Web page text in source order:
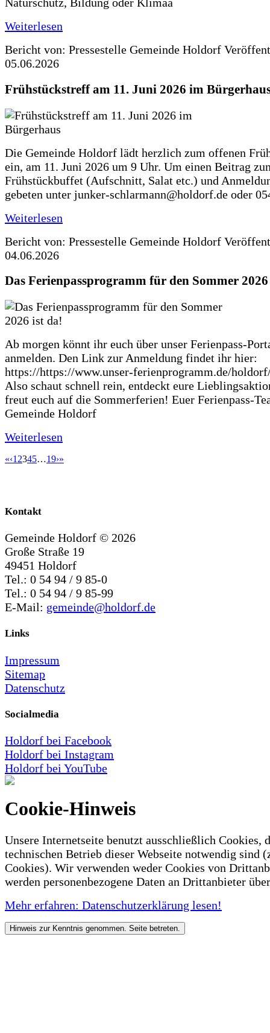
Weiterlesen
Bericht von: Pressestelle Gemeinde Holdorf
05.06.2026
Frühstückstreff am 11. Juni 2026 im
Die Gemeinde Holdorf lädt herzlich zum offenen
ein, am 11. Juni 2026 um 9 Uhr. Um einen Beitrag
Frühstückbuffet (Aufschnitt, Salat etc.) und
gebeten unter junker-schlarmann@holdorf.de oder
Weiterlesen
Bericht von: Pressestelle Gemeinde Holdorf
04.06.2026
Das Ferienpassprogramm für den Sommer
Ab morgen könnt ihr euch über unser Ferienpass-
anmelden. Den Link zur Anmeldung findet ihr hier:
https://https://www.unser-ferienprogramm.de/
Also schaut schnell rein, entdeckt eure
freut euch auf die Sommerferien! Euer Ferienpass-
Gemeinde Holdorf
Weiterlesen
«‹1 2345…19›»
Kontakt
Gemeinde Holdorf © 2026
Große Straße 19
49451 Holdorf
Tel.: 0 54 94 / 9 85-0
Tel.: 0 54 94 / 9 85-99
E-Mail: gemeinde@holdorf.de
Links
Impressum
Sitemap
Datenschutz
Socialmedia
Holdorf bei Facebook
Holdorf bei Instagram
Holdorf bei YouTube
Cookie-Hinweis
Unsere Internetseite benutzt ausschließlich Cookies,
technischen Betrieb dieser Webseite notwendig sind
Cookies). Wir verwenden weder Cookies von
werden personenbezogene Daten an Drittanbieter
Mehr erfahren: Datenschutzerklärung lesen!
Hinweis zur Kenntnis genommen. Seite betreten.